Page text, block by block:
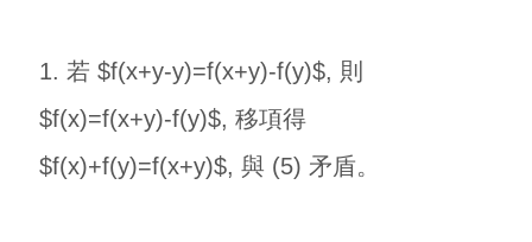
1. 若 $f(x+y-y)=f(x+y)-f(y)$, 則
$f(x)=f(x+y)-f(y)$, 移項得
$f(x)+f(y)=f(x+y)$, 與 (5) 矛盾。